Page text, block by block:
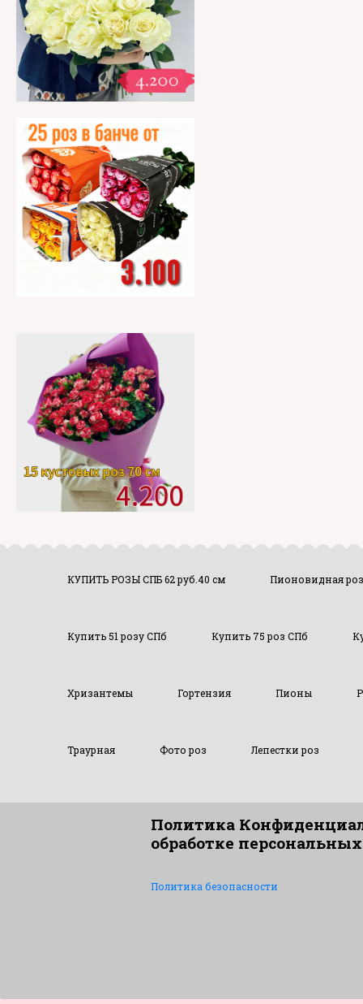
КУПИТЬ РОЗЫ СПБ 62 руб.40 см Пионовидная
Купить 51 розу СПб Купить 75 роз СПб
Хризантемы Гортензия Пионы
Траурная Фото роз Лепестки роз
Политика
обработке
Политика безопасности